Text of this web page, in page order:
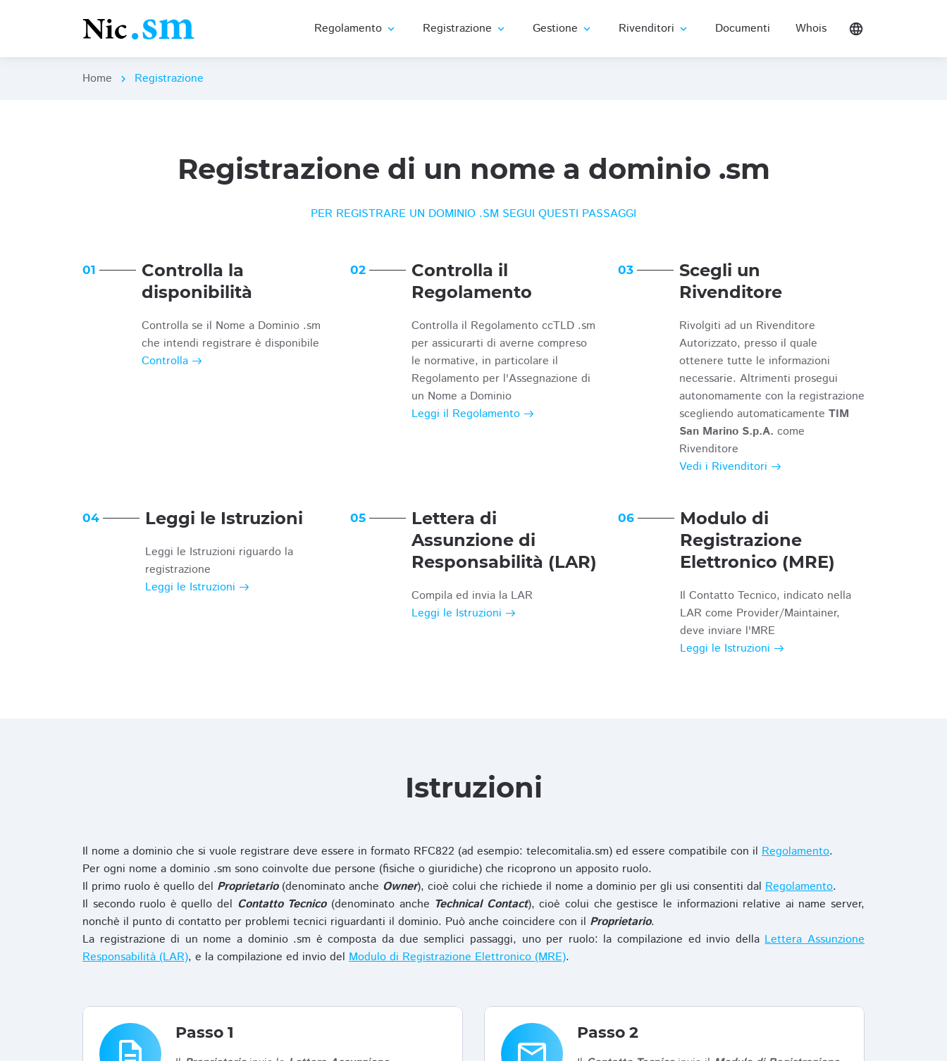
Regolamento expand_more Registrazione expand_more Gestione expand_more Rivenditori expand_more Documenti Whois language
Home chevron_right Registrazione
Registrazione di un nome a dominio .sm
PER REGISTRARE UN DOMINIO .SM SEGUI QUESTI PASSAGGI
01
Controlla la
disponibilità
Controlla se il Nome a Dominio .sm
che intendi registrare è disponibile
Controlla
02
Controlla il
Regolamento
Controlla il Regolamento ccTLD .sm
per assicurarti di averne compreso
le normative, in particolare il
Regolamento per l'Assegnazione di
un Nome a Dominio
Leggi il Regolamento
03
Scegli un
Rivenditore
Rivolgiti ad un Rivenditore
Autorizzato, presso il quale
ottenere tutte le informazioni
necessarie. Altrimenti prosegui
autonomamente con la registrazione
scegliendo automaticamente TIM
San Marino S.p.A. come
Rivenditore
Vedi i Rivenditori
04 Leggi le Istruzioni
Leggi le Istruzioni riguardo la
registrazione
Leggi le Istruzioni
05
Lettera di
Assunzione di
Responsabilità (LAR)
Compila ed invia la LAR
Leggi le Istruzioni
06
Modulo di
Registrazione
Elettronico (MRE)
Il Contatto Tecnico, indicato nella
LAR come Provider/Maintainer,
deve inviare l'MRE
Leggi le Istruzioni
Istruzioni
Il nome a dominio che si vuole registrare deve essere in formato RFC822 (ad esempio: telecomitalia.sm) ed essere compatibile con il Regolamento.
Per ogni nome a dominio .sm sono coinvolte due persone (fisiche o giuridiche) che ricoprono un apposito ruolo.
Il primo ruolo è quello del Proprietario(denominato anche Owner), cioè colui che richiede il nome a dominio per gli usi consentiti dal Regolamento.
Il secondo ruolo è quello del Contatto Tecnico(denominato anche Technical Contact), cioè colui che gestisce le informazioni relative ai name server,
nonchè il punto di contatto per problemi tecnici riguardanti il dominio. Può anche coincidere con il Proprietario.
La registrazione di un nome a dominio .sm è composta da due semplici passaggi, uno per ruolo: la compilazione ed invio dellaLettera Assunzione
Responsabilità (LAR), e la compilazione ed invio del Modulo di Registrazione Elettronico (MRE).
description
Passo 1
email
Passo 2